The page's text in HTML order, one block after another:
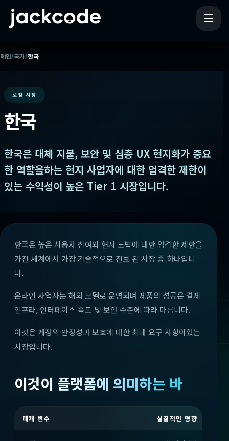
메인/국가/한국
로컬 시장
한국
한국은 대체 지불, 보안 및 심층 UX 현지화가 중요
한 역할을하는 현지 사업자에 대한 엄격한 제한이
있는 수익성이 높은 Tier 1 시장입니다.
한국은 높은 사용자 참여와 현지 도박에 대한 엄격한 제한을
가진 세계에서 가장 기술적으로 진보 된 시장 중 하나입니
다.
온라인 사업자는 해외 모델로 운영되며 제품의 성공은 결제
인프라, 인터페이스 속도 및 보안 수준에 따라 다릅니다.
이것은 계정의 안정성과 보호에 대한 최대 요구 사항이있는
시장입니다.
이것이 플랫폼에 의미하는 바
매개 변수 실질적인 영향